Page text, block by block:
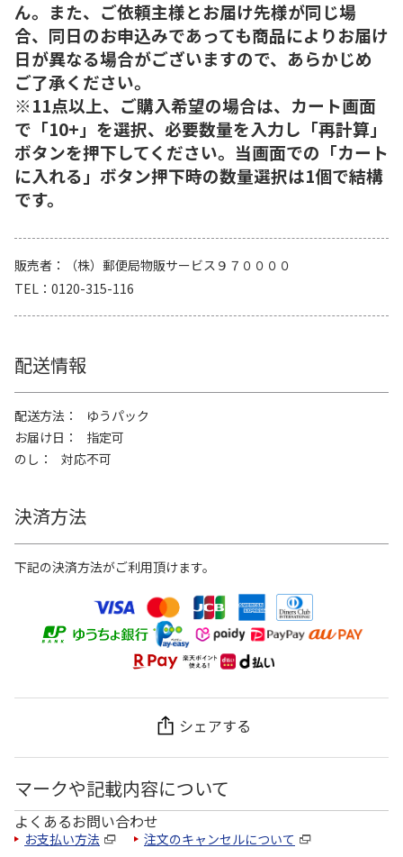
ん。また、ご依頼主様とお届け先様が同じ場
合、同日のお申込みであっても商品によりお届け
日が異なる場合がございますので、あらかじめ
ご了承ください。
※11点以上、ご購入希望の場合は、カート画面
で「10+」を選択、必要数量を入力し「再計算」
ボタンを押下してください。当画面での「カート
に入れる」ボタン押下時の数量選択は1個で結構
です。
販売者
（株）郵便局物販サービス９７００００
TEL
0120-315-116
配送情報
配送方法
ゆうパック
お届け日
指定可
のし
対応不可
決済方法
下記の決済方法がご利用頂けます。
シェアする
マークや記載内容について
よくあるお問い合わせ
お支払い方法 注文のキャンセルについて